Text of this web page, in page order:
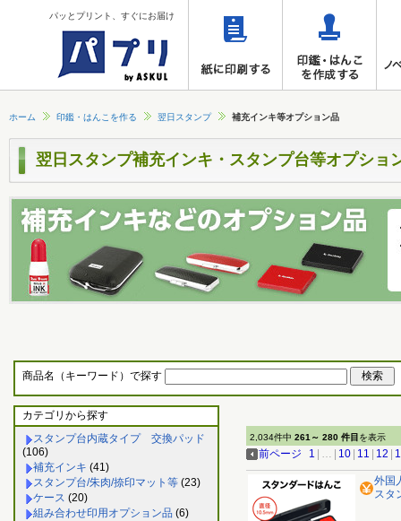
パッとプリント、すぐにお届け
ホーム 印鑑・はんこを作る 翌日スタンプ 補充インキ等オプション品
翌日スタンプ補充インキ・スタンプ台等オプショ
商品名（キーワード）で探す
カテゴリから探す
スタンプ台内蔵タイプ 交換パッド
(106)
補充インキ (41)
スタンプ台/朱肉/捺印マット等 (23)
ケース (20)
組み合わせ印用オプション品 (6)
2,034件中 261～ 280 件目 を表示
前ページ 1 … 10 11 12
外国
スタ